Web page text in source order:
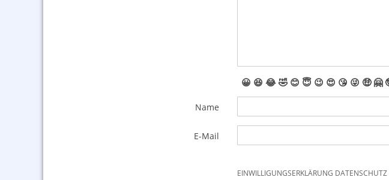
😀 😆 😂🤣 😊 😇 😉 😍 😘 😜 🤑 🤗
Name
E-Mail
EINWILLIGUNGSERKLÄRUNG DATENSCHUTZ